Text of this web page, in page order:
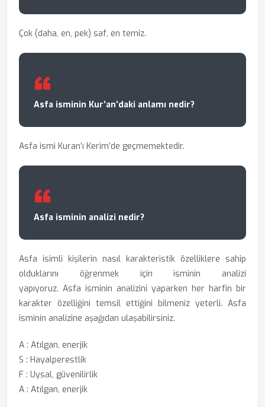
Çok (daha, en, pek) saf, en temiz.
Asfa isminin Kur’an’daki anlamı nedir?
Asfa ismi Kuran’ı Kerim’de geçmemektedir.
Asfa isminin analizi nedir?
Asfa isimli kişilerin nasıl karakteristik özelliklere sahip
olduklarını öğrenmek için
isminin analizi
yapıyoruz. Asfa isminin analizini yaparken her harfin bir
karakter özelliğini temsil ettiğini bilmeniz yeterli. Asfa
isminin analizine aşağıdan ulaşabilirsiniz.
A : Atılgan, enerjik
S : Hayalperestlik
F : Uysal, güvenilirlik
A : Atılgan, enerjik